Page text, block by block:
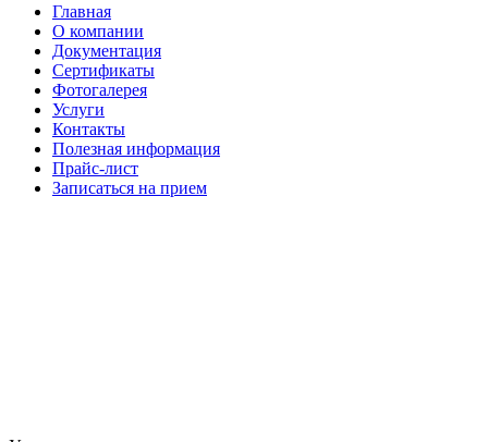
Главная
О компании
Документация
Сертификаты
Фотогалерея
Услуги
Контакты
Полезная информация
Прайс-лист
Записаться на прием